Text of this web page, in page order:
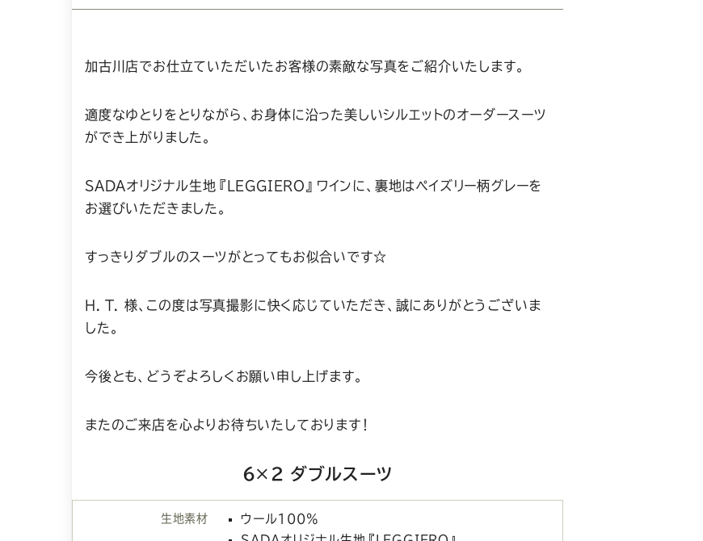
更
加古川店でお仕立ていただいたお客様の素敵な写真をご紹介いたします。
適度なゆとりをとりながら、お身体に沿った美しいシルエットのオーダースーツ
ができ上がりました。
SADAオリジナル生地『LEGGIERO』ワインに、裏地はペイズリー柄グレーを
お選びいただきました。
すっきりダブルのスーツがとってもお似合いです☆
H. T. 様、この度は写真撮影に快く応じていただき、誠にありがとうございま
した。
今後とも、どうぞよろしくお願い申し上げます。
またのご来店を心よりお待ちいたしております！
6×2 ダブルスーツ
生地素材
ウール100%